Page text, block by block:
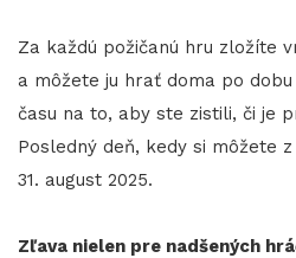
Za každú požičanú hru zložíte
a môžete ju hrať doma po
času na to, aby ste zistili, či je
Posledný deň, kedy si môžete
31. august 2025.
Zľava nielen pre nadšených